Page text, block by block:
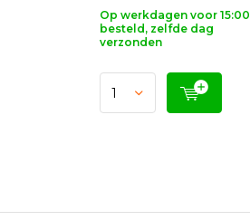
Op werkdagen voor 15:00
besteld, zelfde dag
verzonden